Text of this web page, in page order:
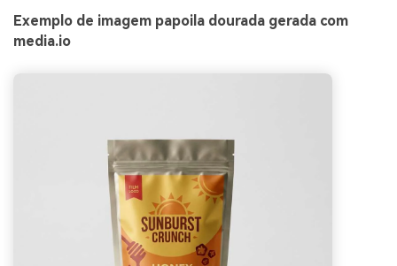
Exemplo de imagem papoila dourada gerada com
media.io